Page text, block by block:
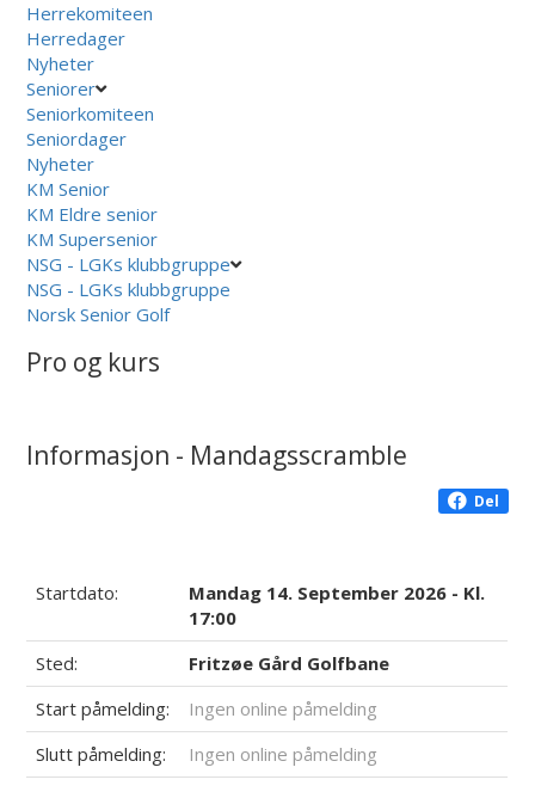
Herrekomiteen
Herredager
Nyheter
Seniorer
Seniorkomiteen
Seniordager
Nyheter
KM Senior
KM Eldre senior
KM Supersenior
NSG - LGKs klubbgruppe
NSG - LGKs klubbgruppe
Norsk Senior Golf
Pro og kurs
Informasjon - Mandagsscramble
Del
Startdato:
Mandag 14. September 2026 - Kl.
17:00
Sted:
Fritzøe Gård Golfbane
Start påmelding:
Ingen online påmelding
Slutt påmelding:
Ingen online påmelding